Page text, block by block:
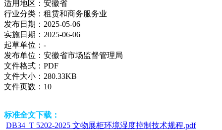
适用地区： 安徽省
行业分类： 租赁和商务服务业
发布日期： 2025-05-06
实施日期： 2025-06-06
起草单位： -
发布单位： 安徽省市场监督管理局
文件格式： PDF
文件大小： 280.33KB
文件页数： 10
标准全文下载：
DB34_T 5202-2025 文物展柜环境湿度控制技术规程.pdf